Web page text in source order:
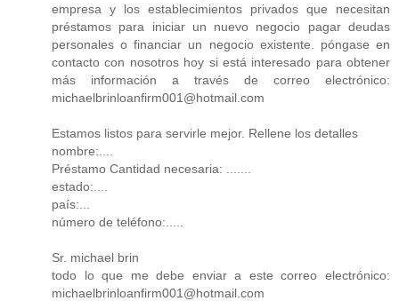
empresa y los establecimientos privados que necesitan
préstamos para iniciar un nuevo negocio pagar deudas
personales o financiar un negocio existente. póngase en
contacto con nosotros hoy si está interesado para obtener
más información a través de correo electrónico:
michaelbrinloanfirm001@hotmail.com
Estamos listos para servirle mejor. Rellene los detalles
nombre:....
Préstamo Cantidad necesaria: .......
estado:....
país:...
número de teléfono:.....
Sr. michael brin
todo lo que me debe enviar a este correo electrónico:
michaelbrinloanfirm001@hotmail.com